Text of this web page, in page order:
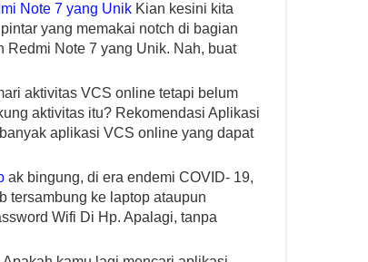
Note 7 yang Unik Kian kesini kita
yang memakai notch di bagian
Redmi Note 7 yang Unik. Nah, buat
aktivitas VCS online tetapi belum
aktivitas itu? Rekomendasi Aplikasi
aplikasi VCS online yang dapat
ak bingung, di era endemi COVID- 19,
tersambung ke laptop ataupun
Wifi Di Hp. Apalagi, tanpa